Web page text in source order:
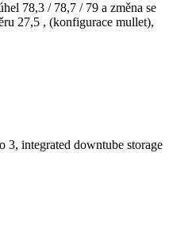
78,3 / 78,7 / 79 a změna se
27,5 , (konfigurace mullet),
integrated downtube storage